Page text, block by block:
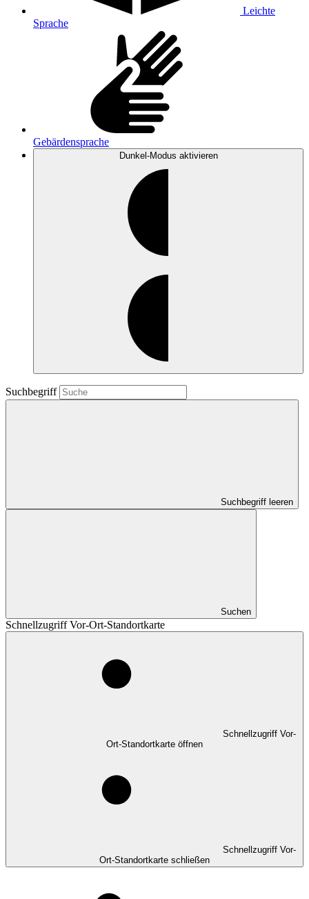
Leichte
Sprache
Gebärdensprache
Dunkel-Modus aktivieren
Suchbegriff
Suchbegriff leeren
Suchen
Schnellzugriff Vor-Ort-Standortkarte
Schnellzugriff Vor-
Ort-Standortkarte öffnen
Schnellzugriff Vor-
Ort-Standortkarte schließen